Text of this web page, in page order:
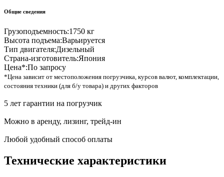
Общие сведения
Грузоподъемность:1750 кг
Высота подъема:Варьируется
Тип двигателя:Дизельный
Страна-изготовитель:Япония
Цена*:По запросу
*Цена зависит от местоположения погрузчика, курсов валют, комплектации,
состояния техники (для б/у товара) и других факторов
5 лет гарантии на погрузчик
Можно в аренду, лизинг, трейд-ин
Любой удобный способ оплаты
Технические характеристики